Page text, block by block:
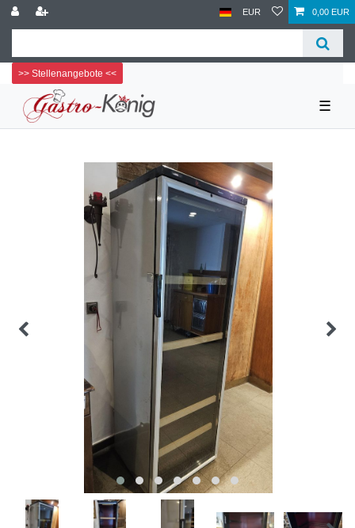
EUR 0,00 EUR
>> Stellenangebote <<
☰